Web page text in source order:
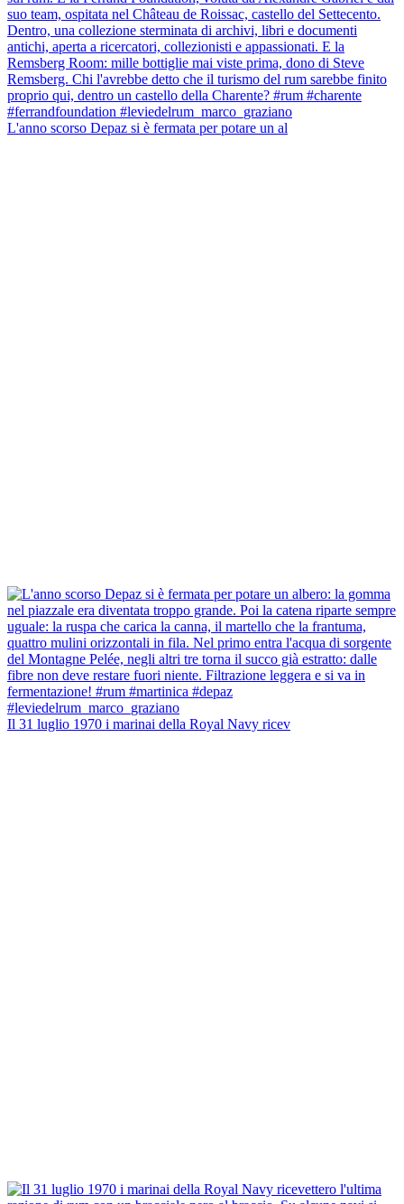
L'anno scorso Depaz si è fermata per potare un al
Il 31 luglio 1970 i marinai della Royal Navy ricev